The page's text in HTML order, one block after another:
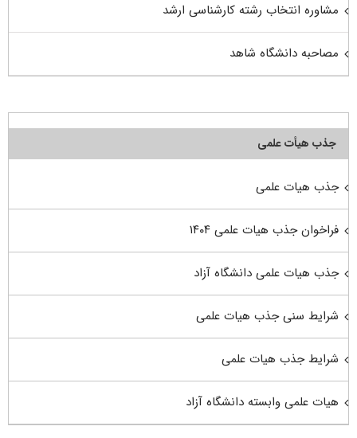
مشاوره انتخاب رشته کارشناسی ارشد
مصاحبه دانشگاه شاهد
جذب هیأت علمی
جذب هیات علمی
فراخوان جذب هیات علمی ۱۴۰۴
جذب هیات علمی دانشگاه آزاد
شرایط سنی جذب هیات علمی
شرایط جذب هیات علمی
هیات علمی وابسته دانشگاه آزاد